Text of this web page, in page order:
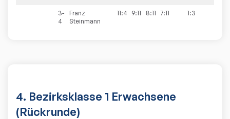
3-
4
Franz
Steinmann
11:4 9:11 8:11 7:11 1:3
4. Bezirksklasse 1 Erwachsene
(Rückrunde)